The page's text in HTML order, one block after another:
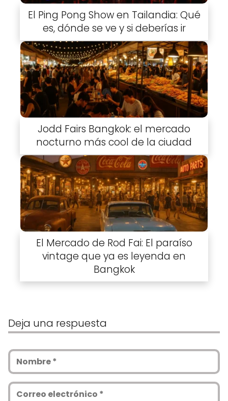
El Ping Pong Show en Tailandia: Qué
es, dónde se ve y si deberías ir
Jodd Fairs Bangkok: el mercado
nocturno más cool de la ciudad
El Mercado de Rod Fai: El paraíso
vintage que ya es leyenda en
Bangkok
Deja una respuesta